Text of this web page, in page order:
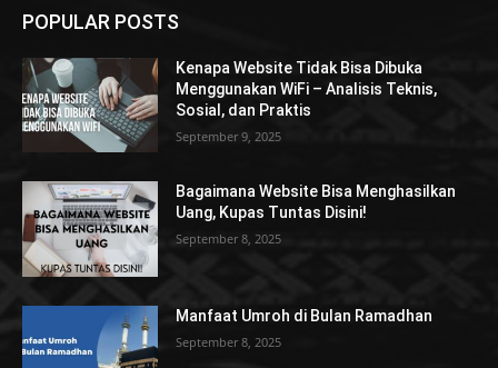
POPULAR POSTS
Kenapa Website Tidak Bisa Dibuka
Menggunakan WiFi – Analisis Teknis,
Sosial, dan Praktis
September 9, 2025
Bagaimana Website Bisa Menghasilkan
Uang, Kupas Tuntas Disini!
September 8, 2025
Manfaat Umroh di Bulan Ramadhan
September 8, 2025